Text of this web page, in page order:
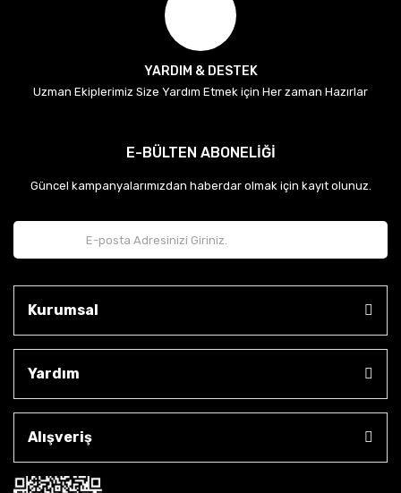
YARDIM & DESTEK
Uzman Ekiplerimiz Size Yardım Etmek için Her zaman Hazırlar
E-BÜLTEN ABONELİĞİ
Güncel kampanyalarımızdan haberdar olmak için kayıt olunuz.
Kurumsal
Yardım
Alışveriş